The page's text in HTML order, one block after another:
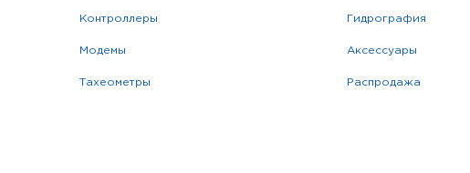
контроллеры
модемы
тахеометры
гидрография
аксессуары
распродажа